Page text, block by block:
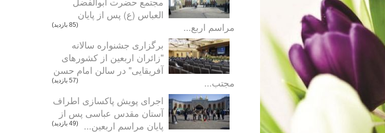
العباس (ع) پس از پایان
مراسم اربع...
(85 بازدید)
برگزاری جشنواره سالانه
"زائران اربعین از کشورهای
آفریقایی" در سالن امام حسن
مجتب...
(57 بازدید)
اجرای پویش پاکسازی اطراف
آستان مقدس عباسی پس از
پایان مراسم اربعین...
(49 بازدید)